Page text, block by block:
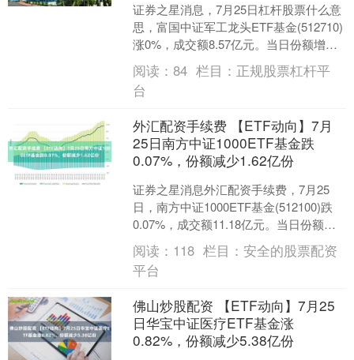
证券之星消息，7月25日杠杆股票什么意
思，富国中证军工龙头ETF基金(512710)
涨0%，成交额8.57亿元。当日份额增加
了1.43亿份，最新份额为195.7....
阅读：84 栏目： 正规股票杠杆平
台
外汇配资手续费 【ETF动向】7月
25日南方中证1000ETF基金跌
0.07%，份额减少1.62亿份
证券之星消息外汇配资手续费，7月25
日，南方中证1000ETF基金(512100)跌
0.07%，成交额11.18亿元。当日份额减
少了1.62亿份，最新份额为25....
阅读： 118 栏目：安全的股票配资
平台
佛山炒股配资 【ETF动向】7月25
日华宝中证医疗ETF基金涨
0.82%，份额减少5.38亿份